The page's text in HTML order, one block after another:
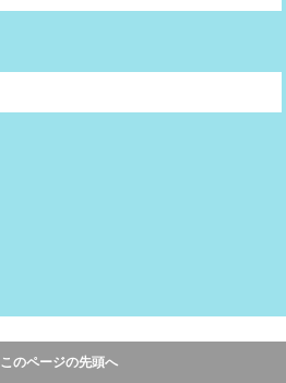
０から分かる薬・病気のコト
このページの先頭へ